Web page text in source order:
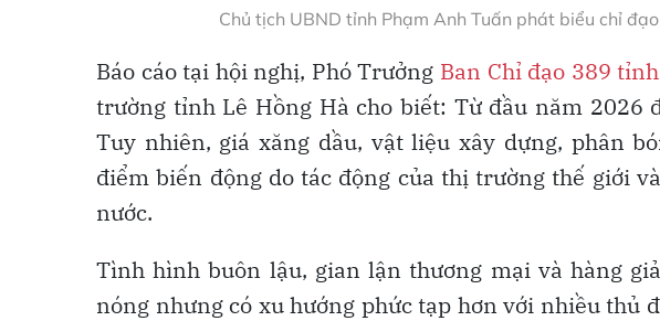
Chủ tịch UBND tỉnh Phạm Anh Tuấn phát biểu chỉ
Báo cáo tại hội nghị, Phó Trưởng Ban Chỉ đạo 389 tỉnh
trường tỉnh Lê Hồng Hà cho biết: Từ đầu năm 2026
Tuy nhiên, giá xăng dầu, vật liệu xây dựng, phân
điểm biến động do tác động của thị trường thế giới
nước.
Tình hình buôn lậu, gian lận thương mại và hàng
nóng nhưng có xu hướng phức tạp hơn với nhiều thủ